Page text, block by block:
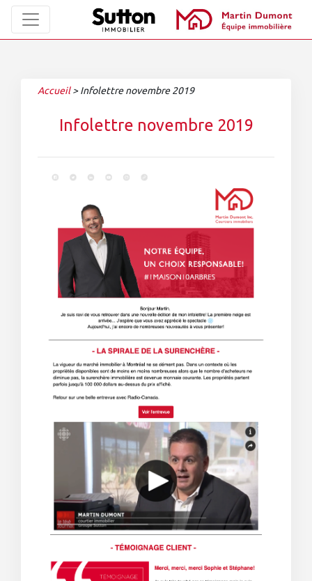
Accueil >Infolettre novembre 2019
Infolettre novembre 2019